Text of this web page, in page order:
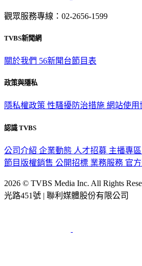
觀眾服務專線：02-2656-1599
TVBS新聞網
關於我們 56新聞台節目表
政策與隱私
隱私權政策 性騷擾防治措施 網站使用
認識 TVBS
公司介紹 企業動態 人才招募 主播專區
節目版權銷售 公開招標 業務服務 官
2026 © TVBS Media Inc. All Rights
光路451號 | 聯利媒體股份有限公司